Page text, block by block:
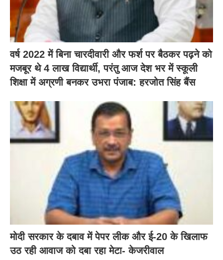
वर्ष 2022 में बिना चारदीवारी और फर्श पर बैठकर पढ़ने को
मजबूर थे 4 लाख विद्यार्थी, परंतु आज देश भर में स्कूली
शिक्षा में अग्रणी बनकर उभरा पंजाब: हरजोत सिंह बैंस
मोदी सरकार के दबाव में पेपर लीक और ई-20 के खिलाफ
उठ रही आवाज को दबा रहा मेटा- केजरीवाल